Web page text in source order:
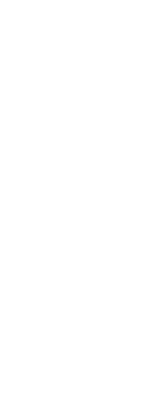
チューリングの自
自動運転市場の動
超えるべき難所・